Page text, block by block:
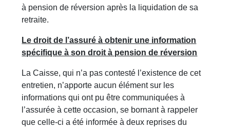
à pension de réversion après la liquidation de sa
retraite.
Le droit de l’assuré à obtenir une information
spécifique à son droit à pension de réversion
La Caisse, qui n’a pas contesté l’existence de cet
entretien, n’apporte aucun élément sur les
informations qui ont pu être communiquées à
l’assurée à cette occasion, se bornant à rappeler
que celle-ci a été informée à deux reprises du